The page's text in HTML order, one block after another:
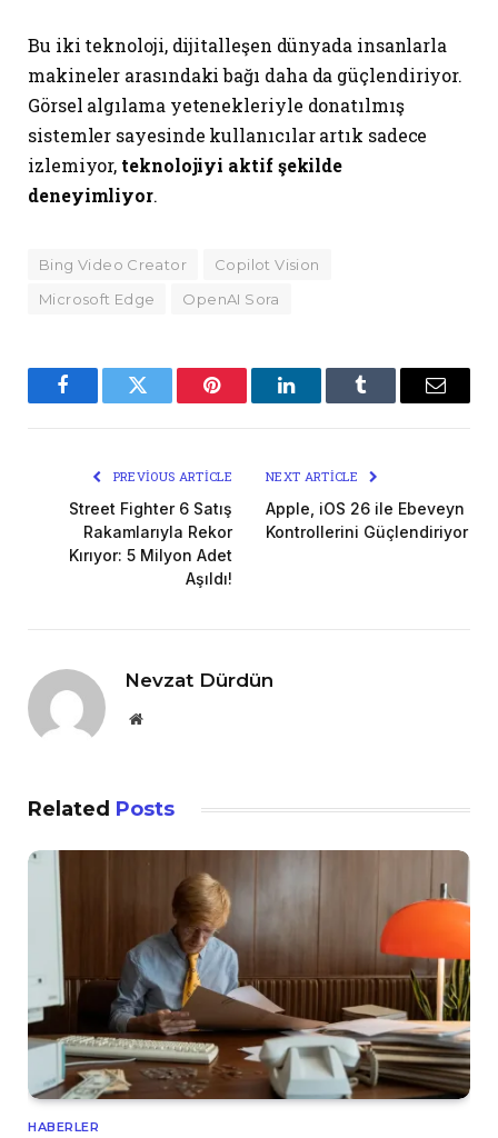
Bu iki teknoloji, dijitalleşen dünyada insanlarla
makineler arasındaki bağı daha da güçlendiriyor.
Görsel algılama yetenekleriyle donatılmış
sistemler sayesinde kullanıcılar artık sadece
izlemiyor, teknolojiyi aktif şekilde
deneyimliyor.
Bing Video Creator
Copilot Vision
Microsoft Edge
OpenAI Sora
FacebookTwitter Pinterest LinkedInTumblr Email
PREVIOUS ARTICLE
Street Fighter 6 Satış
Rakamlarıyla Rekor
Kırıyor: 5 Milyon Adet
Aşıldı!
NEXT ARTICLE
Apple, iOS 26 ile Ebeveyn
Kontrollerini Güçlendiriyor
Nevzat Dürdün
Website
Related Posts
HABERLER